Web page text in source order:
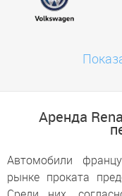
Аренда
Автомобили
рынке проката